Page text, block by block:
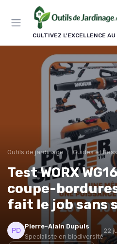
CULTIVEZ L'EXCELLENCE
Outils de jardinage Guides et
Test WORX
coupe-
fait le job sans
Pierre-Alain Dupuis
Specialiste en biodiversité
22
Panneau de gestion des cookies